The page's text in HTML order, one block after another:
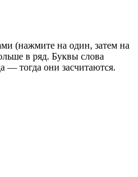
(нажмите на один, затем на
в ряд. Буквы слова
— тогда они засчитаются.